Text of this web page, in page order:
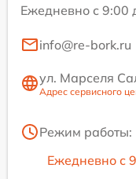
Ежедневно с 9:00
info@re-bork.ru
ул. Марселя
Адрес сервисного
Режим работы:
Ежедневно с